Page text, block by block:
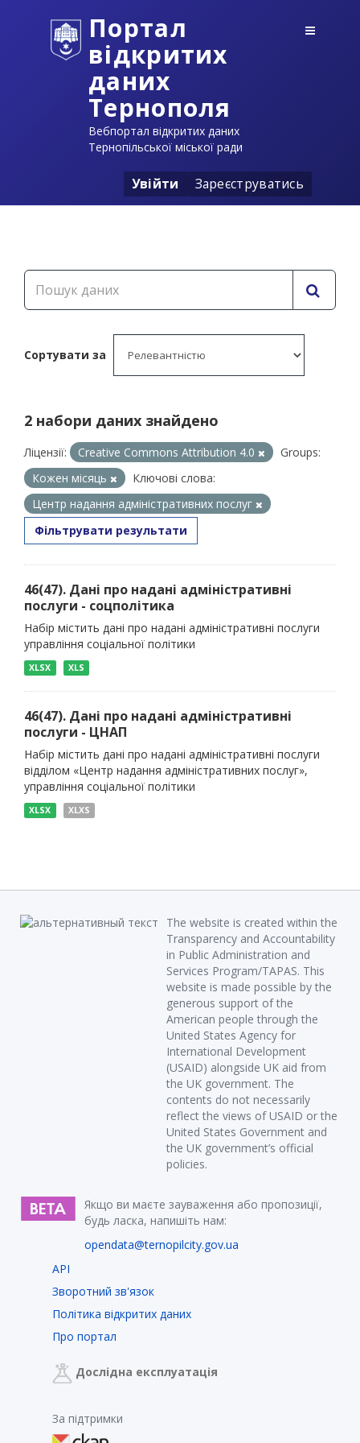
Портал
відкритих
даних
Тернополя
Вебпортал відкритих даних
Тернопільської міської ради
Увійти Зареєструватись
Сортувати за
2 набори даних знайдено
Ліцензії: Creative Commons Attribution 4.0
Groups:
Кожен місяць
Ключові слова:
Центр надання адміністративних послуг
Фільтрувати результати
46(47). Дані про надані адміністративні
послуги - соцполітика
Набір містить дані про надані адміністративні послуги
управління соціальної політики
XLSX XLS
46(47). Дані про надані адміністративні
послуги - ЦНАП
Набір містить дані про надані адміністративні послуги
відділом «Центр надання адміністративних послуг»,
управління соціальної політики
XLSX XLXS
The website is created within the
Transparency and Accountability
in Public Administration and
Services Program/TAPAS. This
website is made possible by the
generous support of the
American people through the
United States Agency for
International Development
(USAID) alongside UK aid from
the UK government. The
contents do not necessarily
reflect the views of USAID or the
United States Government and
the UK government’s official
policies.
Якщо ви маєте зауваження або пропозиції,
будь ласка, напишіть нам:
opendata@ternopilcity.gov.ua
API
Зворотний зв'язок
Політика відкритих даних
Про портал
Дослідна експлуатація
За підтримки